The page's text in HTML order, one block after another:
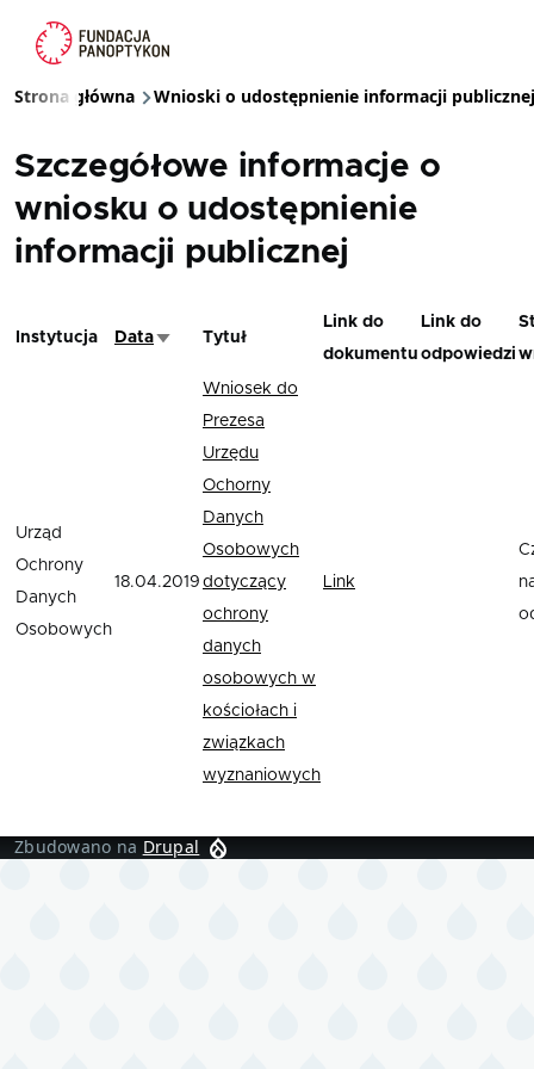
Ścieżka nawigacyjna
Strona główna Wnioski o udostępnienie informacji publicznej
Szczegółowe informacje o
wniosku o udostępnienie
informacji publicznej
Instytucja DataSortuj rosnąco
Tytuł
Link do
dokumentu
Link do
odpowiedzi
Urząd
Ochrony
Danych
Osobowych
18.04.2019
Wniosek do
Prezesa
Urzędu
Ochorny
Danych
Osobowych
dotyczący
ochrony
danych
osobowych w
kościołach i
związkach
wyznaniowych
Link
Zbudowano na Drupal